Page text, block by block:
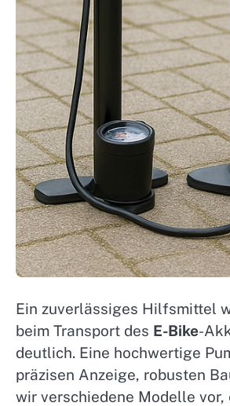
Ein zuverlässiges Hilfsmittel
beim Transport des E-Bike-
deutlich. Eine hochwertige
präzisen Anzeige, robusten
wir verschiedene Modelle